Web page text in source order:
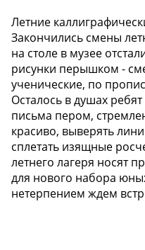
Летние
Закончились смены
на столе в музее
рисунки перышком -
ученические, по
Осталось в душах
письма пером,
красиво, выверять
сплетать изящные
летнего лагеря носят
для нового набора
нетерпением ждем